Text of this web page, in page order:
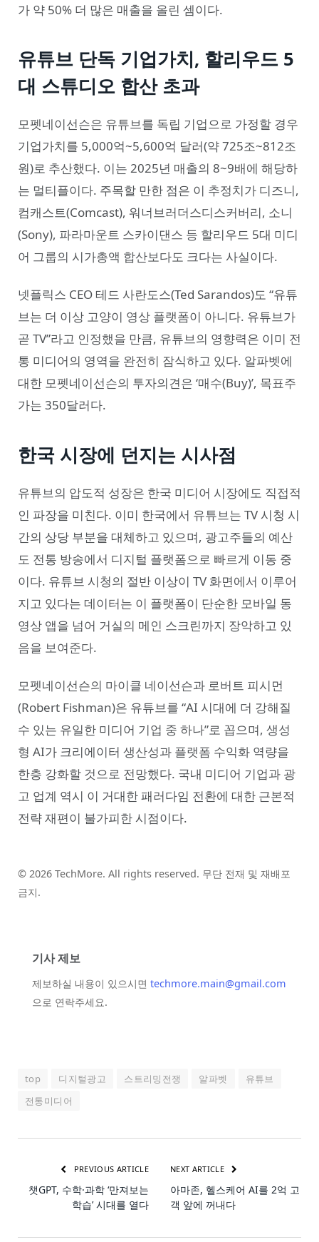
가 약 50% 더 많은 매출을 올린 셈이다.
유튜브 단독 기업가치, 할리우드 5
대 스튜디오 합산 초과
모펫네이선슨은 유튜브를 독립 기업으로 가정할 경우
기업가치를 5,000억~5,600억 달러(약 725조~812조
원)로 추산했다. 이는 2025년 매출의 8~9배에 해당하
는 멀티플이다. 주목할 만한 점은 이 추정치가 디즈니,
컴캐스트(Comcast), 워너브러더스디스커버리, 소니
(Sony), 파라마운트 스카이댄스 등 할리우드 5대 미디
어 그룹의 시가총액 합산보다도 크다는 사실이다.
넷플릭스 CEO 테드 사란도스(Ted Sarandos)도 “유튜
브는 더 이상 고양이 영상 플랫폼이 아니다. 유튜브가
곧 TV”라고 인정했을 만큼, 유튜브의 영향력은 이미 전
통 미디어의 영역을 완전히 잠식하고 있다. 알파벳에
대한 모펫네이선슨의 투자의견은 ‘매수(Buy)’, 목표주
가는 350달러다.
한국 시장에 던지는 시사점
유튜브의 압도적 성장은 한국 미디어 시장에도 직접적
인 파장을 미친다. 이미 한국에서 유튜브는 TV 시청 시
간의 상당 부분을 대체하고 있으며, 광고주들의 예산
도 전통 방송에서 디지털 플랫폼으로 빠르게 이동 중
이다. 유튜브 시청의 절반 이상이 TV 화면에서 이루어
지고 있다는 데이터는 이 플랫폼이 단순한 모바일 동
영상 앱을 넘어 거실의 메인 스크린까지 장악하고 있
음을 보여준다.
모펫네이선슨의 마이클 네이선슨과 로버트 피시먼
(Robert Fishman)은 유튜브를 “AI 시대에 더 강해질
수 있는 유일한 미디어 기업 중 하나”로 꼽으며, 생성
형 AI가 크리에이터 생산성과 플랫폼 수익화 역량을
한층 강화할 것으로 전망했다. 국내 미디어 기업과 광
고 업계 역시 이 거대한 패러다임 전환에 대한 근본적
전략 재편이 불가피한 시점이다.
© 2026 TechMore. All rights reserved. 무단 전재 및 재배포
금지.
기사 제보
제보하실 내용이 있으시면 techmore.main@gmail.com
으로 연락주세요.
top 디지털광고 스트리밍전쟁 알파벳
유튜브
전통미디어
PREVIOUS ARTICLE
챗GPT, 수학·과학 ‘만져보는
학습’ 시대를 열다
NEXT ARTICLE
아마존, 헬스케어 AI를 2억 고
객 앞에 꺼내다